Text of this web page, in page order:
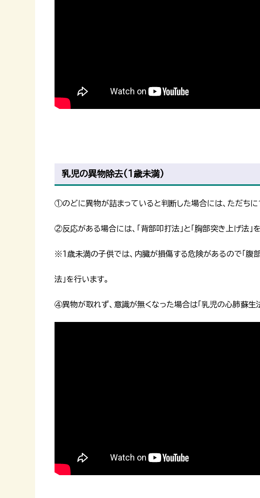
乳児の異物除去(1歳未満)
①のどに異物が詰まっていると判断した場合には、ただち
②反応がある場合には、「背部叩打法」と「胸部突き上げ法」
※１歳未満の子供では、内臓が損傷する危険があるので「腹
法」を行います。
④異物が取れず、意識が無くなった場合は「乳児の心肺蘇生法